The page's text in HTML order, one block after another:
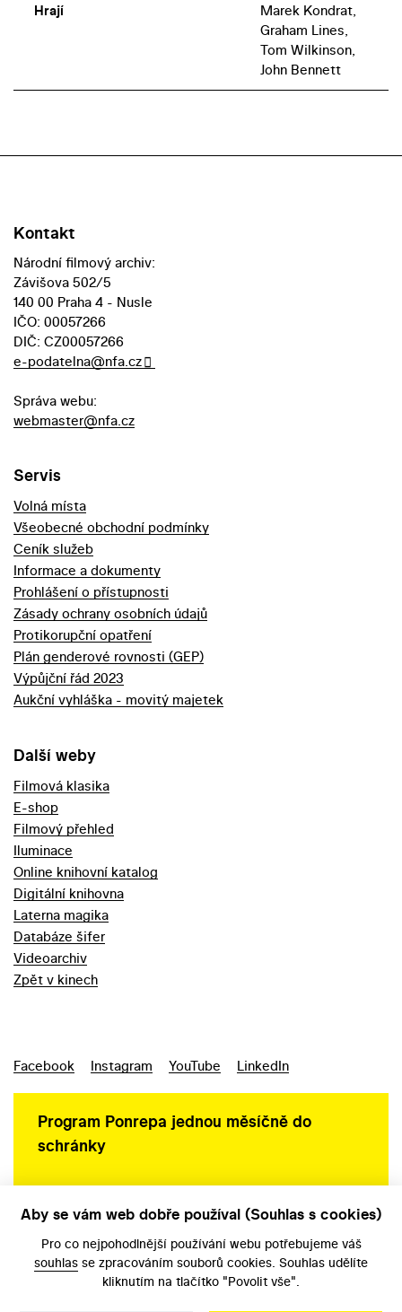
Hrají
Marek Kondrat,
Graham Lines,
Tom Wilkinson,
John Bennett
Kontakt
Národní filmový archiv:
Závišova 502/5
140 00 Praha 4 - Nusle
IČO: 00057266
DIČ: CZ00057266
e-podatelna@nfa.cz
Správa webu:
webmaster@nfa.cz
Servis
Volná místa
Všeobecné obchodní podmínky
Ceník služeb
Informace a dokumenty
Prohlášení o přístupnosti
Zásady ochrany osobních údajů
Protikorupční opatření
Plán genderové rovnosti (GEP)
Výpůjční řád 2023
Aukční vyhláška - movitý majetek
Další weby
Filmová klasika
E-shop
Filmový přehled
Iluminace
Online knihovní katalog
Digitální knihovna
Laterna magika
Databáze šifer
Videoarchiv
Zpět v kinech
Facebook Instagram YouTube LinkedIn
Program Ponrepa jednou měsíčně do
schránky
Aby se vám web dobře používal (Souhlas s cookies)
Pro co nejpohodlnější používání webu potřebujeme váš
souhlas se zpracováním souborů cookies. Souhlas udělíte
kliknutím na tlačítko "Povolit vše".